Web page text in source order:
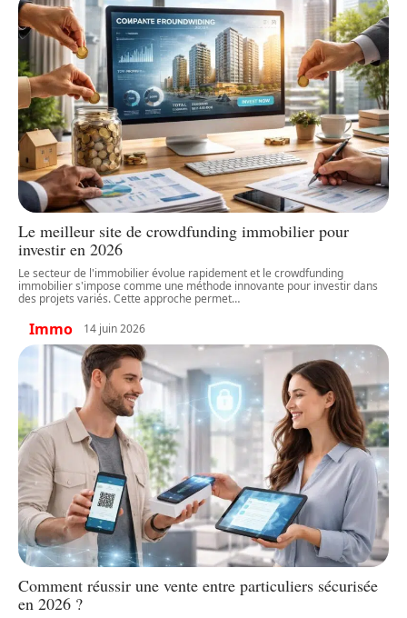
Le meilleur site de crowdfunding immobilier pour
investir en 2026
Le secteur de l'immobilier évolue rapidement et le crowdfunding
immobilier s'impose comme une méthode innovante pour investir dans
des projets variés. Cette approche permet…
Immo 14 juin 2026
Comment réussir une vente entre particuliers sécurisée
en 2026 ?